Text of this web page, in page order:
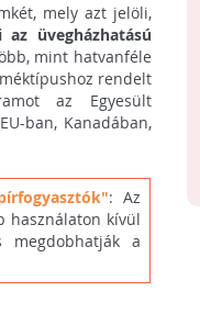
mely azt jelöli,
üvegházhatású
mint hatvanféle
rendelt
az Egyesült
ban, Kanadában,
: Az
használaton kívül
megdobhatják a